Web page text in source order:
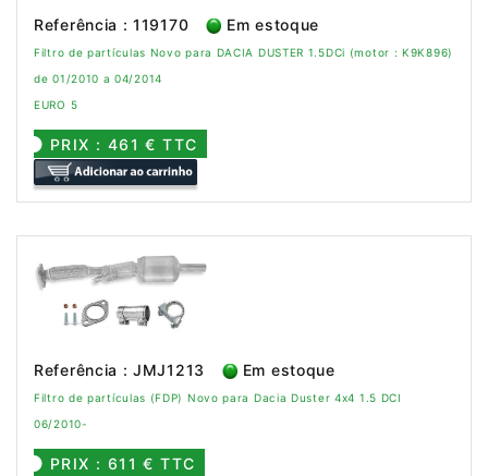
Referência : 119170 Em estoque
Filtro de partículas Novo para DACIA DUSTER 1.5DCi (motor : K9K896)
de 01/2010 a 04/2014
EURO 5
PRIX : 461 € TTC
Referência : JMJ1213 Em estoque
Filtro de partículas (FDP) Novo para Dacia Duster 4x4 1.5 DCI
06/2010-
PRIX : 611 € TTC